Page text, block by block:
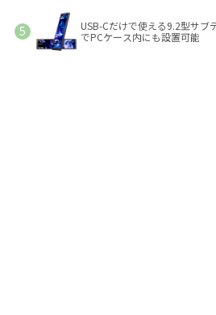
USB-Cだけで使える9.2型サ
でPCケース内にも設置可能